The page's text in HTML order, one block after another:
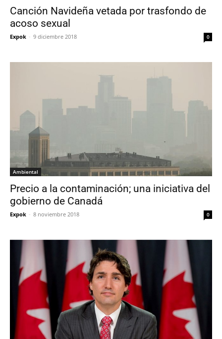
Canción Navideña vetada por trasfondo de
acoso sexual
Expok - 9 diciembre 2018 0
Ambiental
Precio a la contaminación; una iniciativa del
gobierno de Canadá
Expok - 8 noviembre 2018 0